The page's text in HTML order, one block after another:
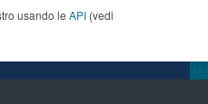
usando le API (vedi